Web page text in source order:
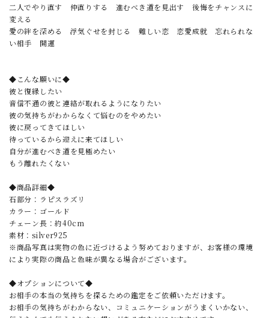
二人でやり直す 仲直りする 進むべき道を見出す 後悔をチャンスに
変える
愛の絆を深める 浮気ぐせを封じる 難しい恋 恋愛成就 忘れられな
い相手 開運
◆こんな願いに◆
彼と復縁したい
音信不通の彼と連絡が取れるようになりたい
彼の気持ちがわからなくて悩むのをやめたい
彼に戻ってきてほしい
待っているから迎えに来てほしい
自分が進むべき道を見極めたい
もう離れたくない
◆商品詳細◆
石部分：ラピスラズリ
カラー：ゴールド
チェーン長：約40cm
素材：silver925
※商品写真は実物の色に近づけるよう努めておりますが、お客様の環境
により実際の商品と色味が異なる場合がございます。
◆オプションについて◆
お相手の本当の気持ちを探るための鑑定をご依頼いただけます。
お相手の気持ちがわからない、コミュニケーションがうまくいかない、